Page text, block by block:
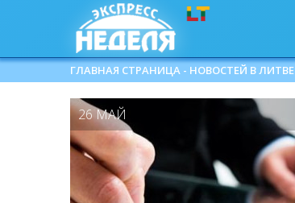
ГЛАВНАЯ СТРАНИЦА - НОВОСТЕЙ В ЛИТВЕ
26 МАЙ